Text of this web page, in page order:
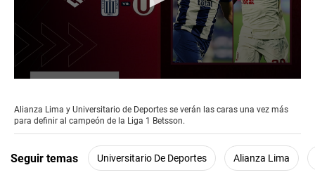
of
1
minute,
seconds
Alianza Lima y Universitario de Deportes se verán las caras una vez más
para definir al campeón de la Liga 1 Betsson.
Seguir temas Universitario De Deportes Alianza Lima